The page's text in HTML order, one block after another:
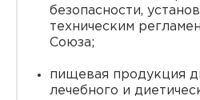
безопасности,
техническим
Союза;
пищевая продукция
лечебного и